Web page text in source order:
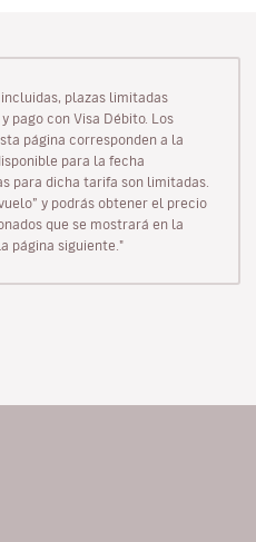
plazas limitadas
pago con Visa Débito. Los
página corresponden a la
para la fecha
para dicha tarifa son limitadas.
y podrás obtener el precio
que se mostrará en la
página siguiente."